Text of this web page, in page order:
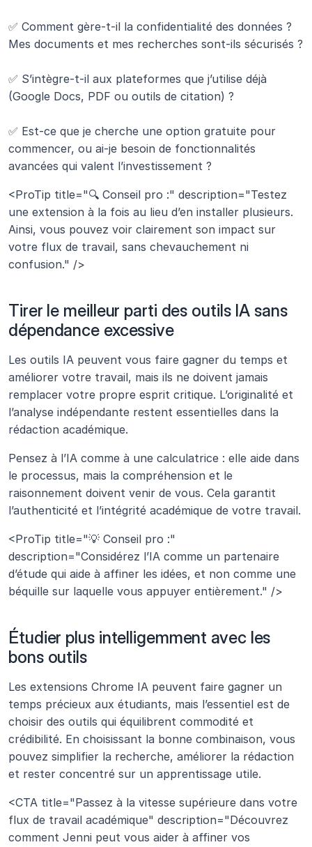
✅ Comment gère-t-il la confidentialité des données ?
Mes documents et mes recherches sont-ils sécurisés ?
✅ S’intègre-t-il aux plateformes que j’utilise déjà
(Google Docs, PDF ou outils de citation) ?
✅ Est-ce que je cherche une option gratuite pour
commencer, ou ai-je besoin de fonctionnalités
avancées qui valent l’investissement ?
<ProTip title="🔍 Conseil pro :" description="Testez
une extension à la fois au lieu d’en installer plusieurs.
Ainsi, vous pouvez voir clairement son impact sur
votre flux de travail, sans chevauchement ni
confusion." />
Tirer le meilleur parti des outils IA sans
dépendance excessive
Les outils IA peuvent vous faire gagner du temps et
améliorer votre travail, mais ils ne doivent jamais
remplacer votre propre esprit critique. L’originalité et
l’analyse indépendante restent essentielles dans la
rédaction académique.
Pensez à l’IA comme à une calculatrice : elle aide dans
le processus, mais la compréhension et le
raisonnement doivent venir de vous. Cela garantit
l’authenticité et l’intégrité académique de votre travail.
<ProTip title="💡 Conseil pro :"
description="Considérez l’IA comme un partenaire
d’étude qui aide à affiner les idées, et non comme une
béquille sur laquelle vous appuyer entièrement." />
Étudier plus intelligemment avec les
bons outils
Les extensions Chrome IA peuvent faire gagner un
temps précieux aux étudiants, mais l’essentiel est de
choisir des outils qui équilibrent commodité et
crédibilité. En choisissant la bonne combinaison, vous
pouvez simplifier la recherche, améliorer la rédaction
et rester concentré sur un apprentissage utile.
<CTA title="Passez à la vitesse supérieure dans votre
flux de travail académique" description="Découvrez
comment Jenni peut vous aider à affiner vos